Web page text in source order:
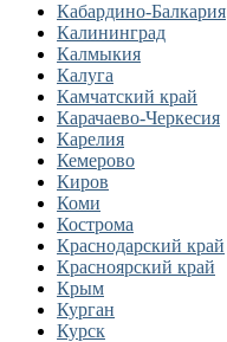
Кабардино-Балкария
Калининград
Калмыкия
Калуга
Камчатский край
Карачаево-Черкесия
Карелия
Кемерово
Киров
Коми
Кострома
Краснодарский край
Красноярский край
Крым
Курган
Курск